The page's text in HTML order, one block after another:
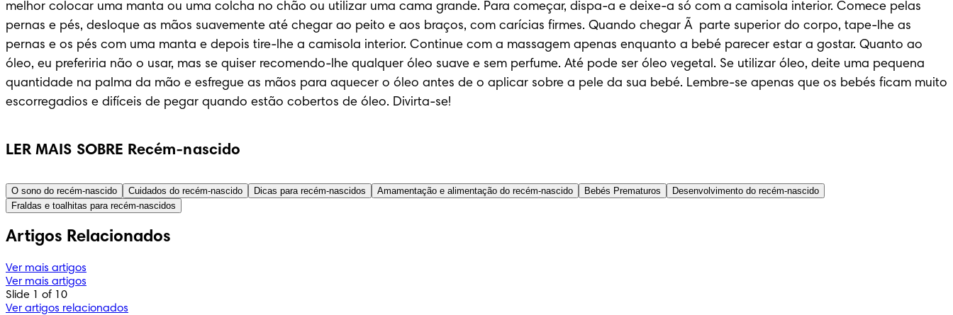
melhor colocar uma manta ou uma colcha no chão ou utilizar uma cama grande. Para começar, dispa-a e deixe-a só com a camisola interior. Comece pelas
pernas e pés, desloque as mãos suavemente até chegar ao peito e aos braços, com carícias firmes. Quando chegar Ã  parte superior do corpo, tape-lhe as
pernas e os pés com uma manta e depois tire-lhe a camisola interior. Continue com a massagem apenas enquanto a bebé parecer estar a gostar. Quanto ao
óleo, eu preferiria não o usar, mas se quiser recomendo-lhe qualquer óleo suave e sem perfume. Até pode ser óleo vegetal. Se utilizar óleo, deite uma pequena
quantidade na palma da mão e esfregue as mãos para aquecer o óleo antes de o aplicar sobre a pele da sua bebé. Lembre-se apenas que os bebés ficam muito
escorregadios e difíceis de pegar quando estão cobertos de óleo. Divirta-se!
LER MAIS SOBRE Recém-nascido
O sono do recém-nascido Cuidados do recém-nascido Dicas para recém-nascidos Amamentação e alimentação do recém-nascido Bebés Prematuros
Desenvolvimento do recém-nascido
Fraldas e toalhitas para recém-nascidos
Artigos Relacionados
Ver mais artigos
Ver mais artigos
Slide 1 of 10
Ver artigos relacionados